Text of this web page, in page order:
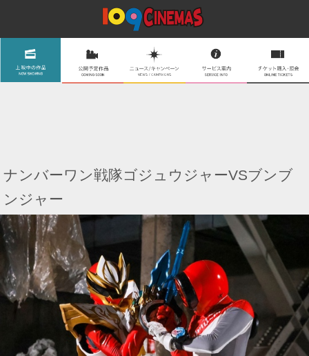
ナンバーワン戦隊ゴジュウジャーVSブンブ
ンジャー